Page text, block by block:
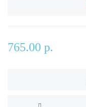
765.00 р.